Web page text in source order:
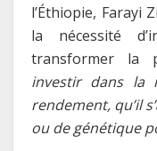
l’Éthiopie, Farayi
la nécessité
transformer la
investir dans la
rendement, qu’il
ou de génétique